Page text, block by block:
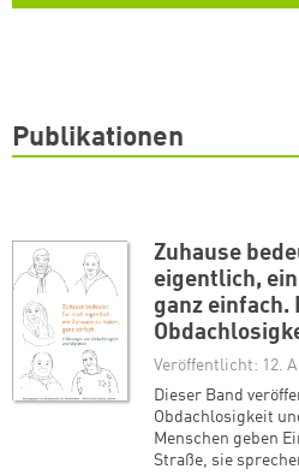
Publikationen
Zuhause
eigentlich,
ganz einfach.
Veröffentlicht: 12.
Dieser Band
Obdachlosigkeit
Menschen geben
Straße, sie